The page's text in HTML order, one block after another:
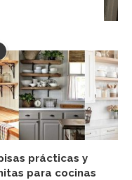
prácticas y
para cocinas